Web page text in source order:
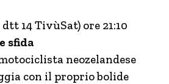
dtt 14 TivùSat) ore 21:10
sfida
neozelandese
con il proprio bolide